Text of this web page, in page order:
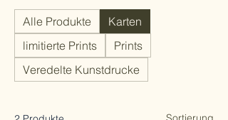
Alle Produkte
Karten
limitierte Prints
Prints
Veredelte Kunstdrucke